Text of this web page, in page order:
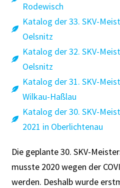
Rodewisch
Katalog der 33. SKV-
Oelsnitz
Katalog der 32. SKV-
Oelsnitz
Katalog der 31. SKV-
Wilkau-Haßlau
Katalog der 30. SKV-
2021 in Oberlichtenau
Die geplante 30. SKV-
musste 2020 wegen der
werden. Deshalb wurde